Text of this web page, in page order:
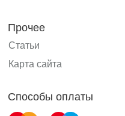
Прочее
Статьи
Карта сайта
Способы оплаты